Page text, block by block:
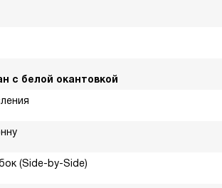
с белой окантовкой
(Side-by-Side)